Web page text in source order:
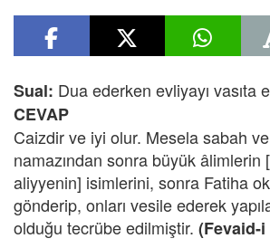
Sual: Dua ederken evliyayı vasıta
CEVAP
Caizdir ve iyi olur. Mesela sabah ve
namazından sonra büyük âlimlerin
aliyyenin] isimlerini, sonra Fatiha
gönderip, onları vesile ederek
olduğu tecrübe edilmiştir. (Fevaid-